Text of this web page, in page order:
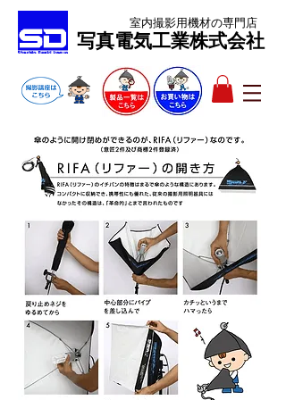
​写真電気工業株式会社
室内撮影用機材の専門店